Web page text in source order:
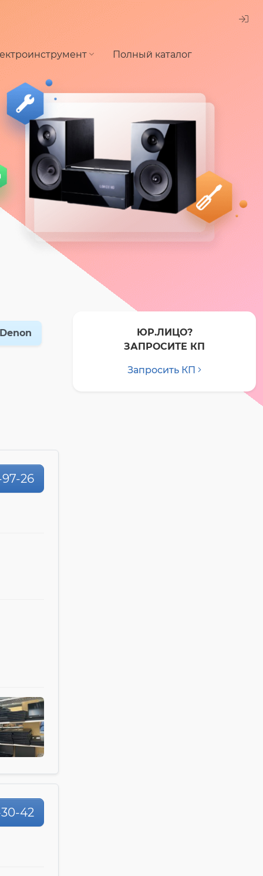
Полный каталог
Denon
97-26
30-42
ЮР.ЛИЦО?
ЗАПРОСИТЕ КП
Запросить КП